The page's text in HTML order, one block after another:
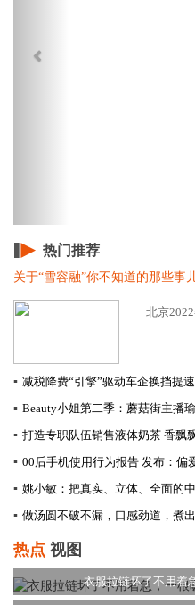
热门推荐
关于“雪容融”你不知道的那些事
北京
▪ 减税降费“引擎”驱动车企换挡提
▪ Beauty小姐第二季：蘑菇街主播
▪ 打造专职队伍销售液体奶茶 香飘
▪ 00后手机使用行为报告 发布：偏
▪ 姚小敏：把真实、立体、全面的
▪ 做汤圆不破不漏，口感劲道，煮
热点 视图
衣服拉链坏了不用着